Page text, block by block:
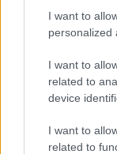
I want to
personalized
I want to
related to
device
I want to
related to
μεθυσμένης
ώρες μετά